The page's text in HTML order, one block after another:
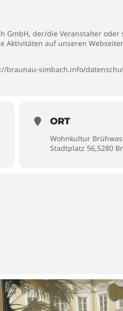
GmbH, der/die Veranstalter
Aktivitäten auf unseren
braunau-simbach.info/
ORT
Wohnkultur
Stadtplatz 56,5280